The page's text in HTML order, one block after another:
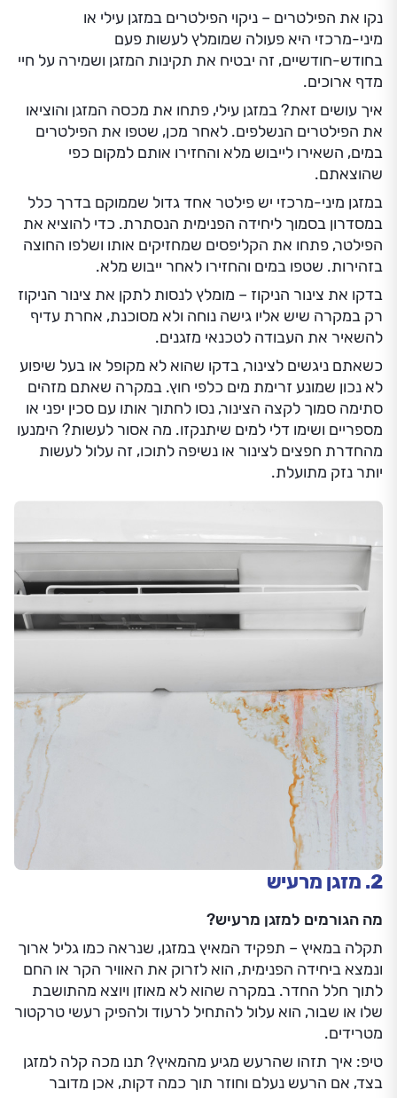
נקו את הפילטרים – ניקוי הפילטרים במזגן עילי או
מיני-מרכזי היא פעולה שמומלץ לעשות פעם
בחודש-חודשיים, זה יבטיח את תקינות המזגן ושמירה על חיי
מדף ארוכים.
איך עושים זאת? במזגן עילי, פתחו את מכסה המזגן והוציאו
את הפילטרים הנשלפים. לאחר מכן, שטפו את הפילטרים
במים, השאירו לייבוש מלא והחזירו אותם למקום כפי
שהוצאתם.
במזגן מיני-מרכזי יש פילטר אחד גדול שממוקם בדרך כלל
במסדרון בסמוך ליחידה הפנימית הנסתרת. כדי להוציא את
הפילטר, פתחו את הקליפסים שמחזיקים אותו ושלפו החוצה
בזהירות. שטפו במים והחזירו לאחר ייבוש מלא.
בדקו את צינור הניקוז – מומלץ לנסות לתקן את צינור הניקוז
רק במקרה שיש אליו גישה נוחה ולא מסוכנת, אחרת עדיף
להשאיר את העבודה לטכנאי מזגנים.
כשאתם ניגשים לצינור, בדקו שהוא לא מקופל או בעל שיפוע
לא נכון שמונע זרימת מים כלפי חוץ. במקרה שאתם מזהים
סתימה סמוך לקצה הצינור, נסו לחתוך אותו עם סכין יפני או
מספריים ושימו דלי למים שיתנקזו. מה אסור לעשות? הימנעו
מהחדרת חפצים לצינור או נשיפה לתוכו, זה עלול לעשות
יותר נזק מתועלת.
2. מזגן מרעיש
מה הגורמים למזגן מרעיש?
תקלה במאיץ – תפקיד המאיץ במזגן, שנראה כמו גליל ארוך
ונמצא ביחידה הפנימית, הוא לזרוק את האוויר הקר או החם
לתוך חלל החדר. במקרה שהוא לא מאוזן ויוצא מהתושבת
שלו או שבור, הוא עלול להתחיל לרעוד ולהפיק רעשי טרקטור
מטרידים.
טיפ: איך תזהו שהרעש מגיע מהמאיץ? תנו מכה קלה למזגן
בצד, אם הרעש נעלם וחוזר תוך כמה דקות, אכן מדובר